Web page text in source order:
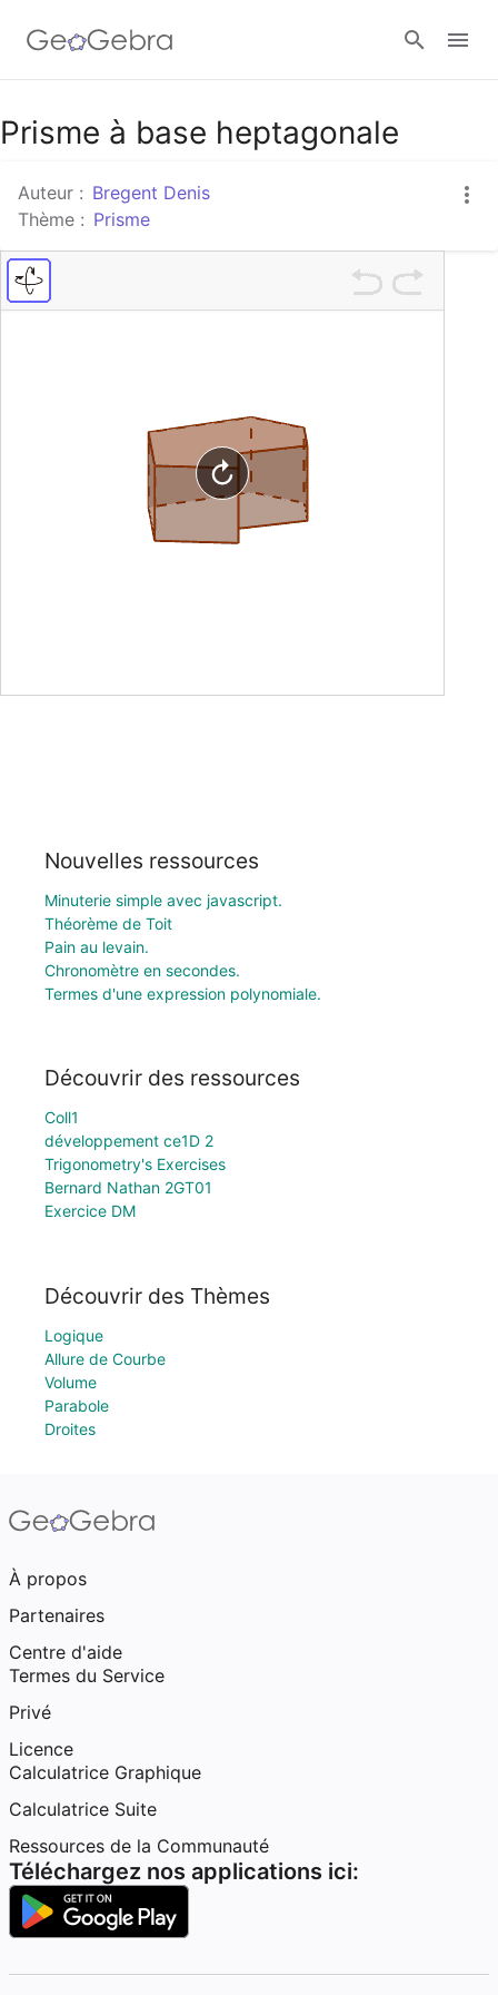
Google Classroom
Classe GeoGebra
Prisme à base heptagonale
Auteur : Bregent Denis
Thème : Prisme
Nouvelles ressources
Minuterie simple avec javascript.
Théorème de Toit
Pain au levain.
Chronomètre en secondes.
Termes d'une expression polynomiale.
Découvrir des ressources
Coll1
développement ce1D 2
Trigonometry's Exercises
Bernard Nathan 2GT01
Exercice DM
Découvrir des Thèmes
Logique
Allure de Courbe
Volume
Parabole
Droites
À propos
Partenaires
Centre d'aide
Termes du Service
Privé
Licence
Calculatrice Graphique
Calculatrice Suite
Ressources de la Communauté
Téléchargez nos applications ici: